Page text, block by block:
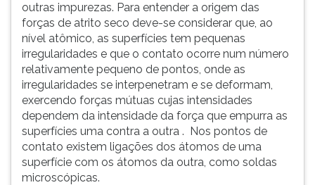
outras impurezas. Para entender a origem das
forças de atrito seco deve-se considerar que, ao
nível atômico, as superfícies tem pequenas
irregularidades e que o contato ocorre num número
relativamente pequeno de pontos, onde as
irregularidades se interpenetram e se deformam,
exercendo forças mútuas cujas intensidades
dependem da intensidade da força que empurra as
superfícies uma contra a outra . Nos pontos de
contato existem ligações dos átomos de uma
superfície com os átomos da outra, como soldas
microscópicas.